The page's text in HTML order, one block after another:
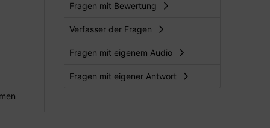
Fragen mit Bewertung
Verfasser der Fragen
Fragen mit eigenem Audio
Fragen mit eigener Antwort